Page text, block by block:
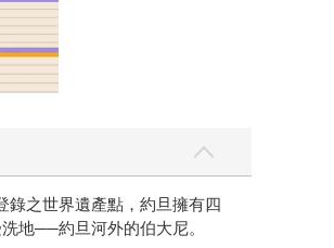
錄之世界遺產點，約旦擁有四
地──約旦河外的伯大尼。